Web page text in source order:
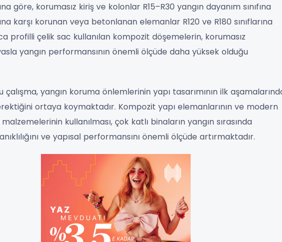
göre, korumasız kiriş ve kolonlar R15–R30 yangın dayanım sınıfına
karşı korunan veya betonlanan elemanlar R120 ve R180 sınıflarına
profilli çelik sac kullanılan kompozit döşemelerin, korumasız
yangın performansının önemli ölçüde daha yüksek olduğu
çalışma, yangın koruma önlemlerinin yapı tasarımının ilk
ortaya koymaktadır. Kompozit yapı elemanlarının ve modern
kullanılması, çok katlı binaların yangın sırasında
ve yapısal performansını önemli ölçüde artırmaktadır.